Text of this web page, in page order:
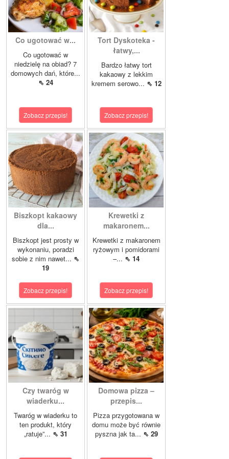
Co ugotować w...
Co ugotować w
niedzielę na obiad? 7
domowych dań, które...
⇖ 24
Zobacz przepis!
Tort Dyskoteka -
łatwy,...
Bardzo łatwy tort
kakaowy z lekkim
kremem serowo... ⇖ 12
Zobacz przepis!
Biszkopt kakaowy
dla...
Biszkopt jest prosty w
wykonaniu, poradzi
sobie z nim nawet... ⇖
19
Zobacz przepis!
Krewetki z
makaronem...
Krewetki z makaronem
ryżowym i pomidorami
–... ⇖ 14
Zobacz przepis!
Czy twaróg w
wiaderku...
Twaróg w wiaderku to
ten produkt, który
„ratuje”... ⇖ 31
Domowa pizza –
przepis...
Pizza przygotowana w
domu może być równie
pyszna jak ta... ⇖ 29